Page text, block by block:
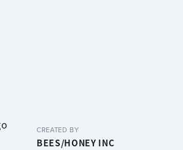
CREATED BY
BEES/HONEY INC